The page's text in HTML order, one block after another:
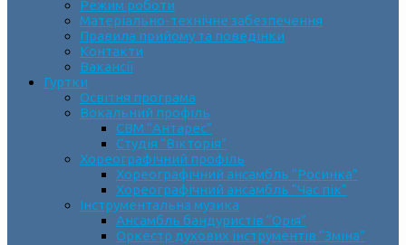
Режим роботи
Матеріально-технічне забезпечення
Правила прийому та поведінки
Контакти
Вакансії
Гуртки
Освітня програма
Вокальний профіль
СВМ “Антарес”
Студія “Вікторія”
Хореографічний профіль
Хореографічний ансамбль “Росинка”
Хореографічний ансамбль “Час пік”
Інструментальна музика
Ансамбль бандуристів “Орія”
Оркестр духових інструментів “Зміна”